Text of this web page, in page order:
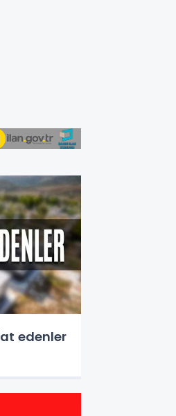
edenler